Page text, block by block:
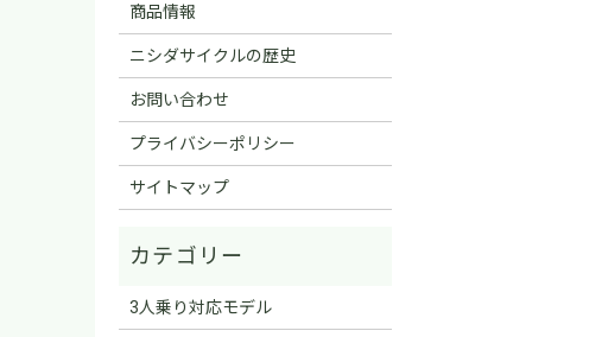
商品情報
ニシダサイクルの歴史
お問い合わせ
プライバシーポリシー
サイトマップ
3人乗り対応モデル